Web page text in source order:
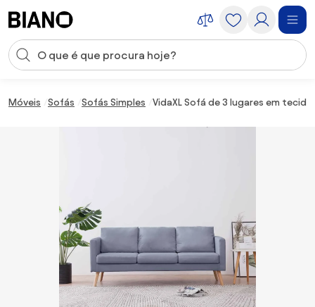
Entrada de pesquisa
Móveis Sofás Sofás Simples VidaXL Sofá de 3 lugares em